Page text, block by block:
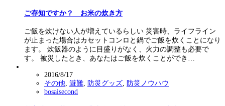
ご存知ですか？ お米の炊き方
ご飯を炊けない人が増えているらしい 災害時、ライフライン
が止まった場合はカセットコンロと鍋でご飯を炊くことになり
ます。 炊飯器のように目盛りがなく、火力の調整も必要で
す。 被災したとき、あなたはご飯を炊くことができ…
2016/8/17
その他, 避難, 防災グッズ, 防災ノウハウ
bosaisecond